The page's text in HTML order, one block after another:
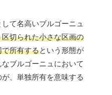
て名高いブルゴーニュ
区切られた小さな区画の
所有するという形態が
ブルゴーニュにおいて
、単独所有を意味する